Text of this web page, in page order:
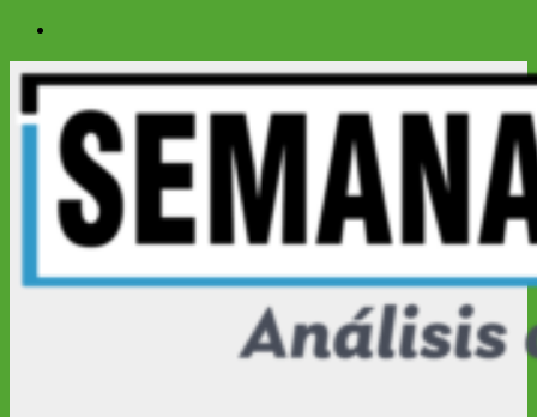
Saltar
contenido